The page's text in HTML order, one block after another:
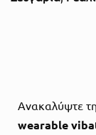
Ανακαλύψτε
wearable